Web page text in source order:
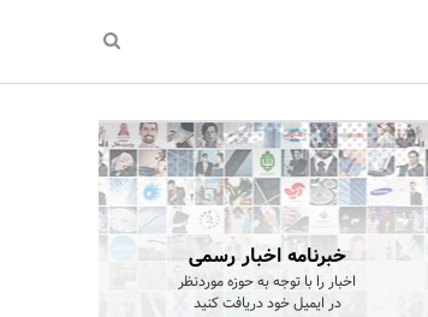
خبرنامه اخبار رسمی
اخبار را با توجه به حوزه موردنظر
در ایمیل خود دریافت کنید